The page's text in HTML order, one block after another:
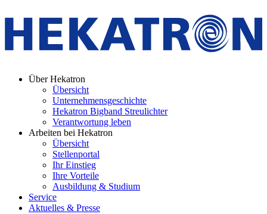
Über Hekatron
Übersicht
Unternehmensgeschichte
Hekatron Bigband Streulichter
Verantwortung leben
Arbeiten bei Hekatron
Übersicht
Stellenportal
Ihr Einstieg
Ihre Vorteile
Ausbildung & Studium
Service
Aktuelles & Presse